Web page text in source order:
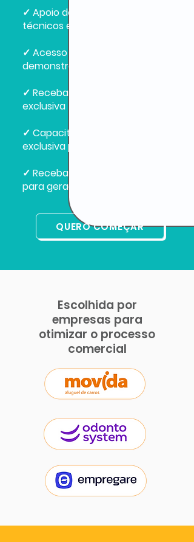
✓ Apoio de especialistas
técnicos e comerciais
✓ Acesso ao ambiente de
demonstração e materiais
✓ Receba uma Landing Page
exclusiva
✓ Capacitação comercial
exclusiva para a empresa
✓ Receba apoio do marketing
para geração de demanda
QUERO COMEÇAR
Escolhida por
empresas para
otimizar o processo
comercial